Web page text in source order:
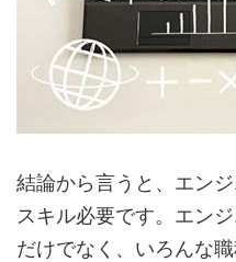
結論から言うと、エン
スキル必要です。エン
だけでなく、いろんな